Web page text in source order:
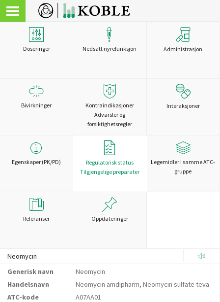
Doseringer Nedsatt nyrefunksjon Administrasjon
Bivirkninger
Kontraindikasjoner
Advarsler og
forsiktighetsregler
Interaksjoner
Egenskaper (PK/PD)
Regulatorisk status
Tilgjengelige preparater
Legemidler i samme ATC-
gruppe
Referanser Oppdateringer
Neomycin
Generisk navn
Neomycin
Handelsnavn
Neomycin amdipharm, Neomycin sulfate teva
ATC-kode
A07AA01